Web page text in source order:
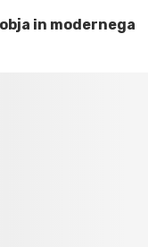
in modernega